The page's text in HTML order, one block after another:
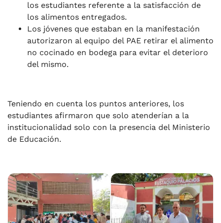
los estudiantes referente a la satisfacción de
los alimentos entregados.
Los jóvenes que estaban en la manifestación
autorizaron al equipo del PAE retirar el alimento
no cocinado en bodega para evitar el deterioro
del mismo.
Teniendo en cuenta los puntos anteriores, los
estudiantes afirmaron que solo atenderían a la
institucionalidad solo con la presencia del Ministerio
de Educación.